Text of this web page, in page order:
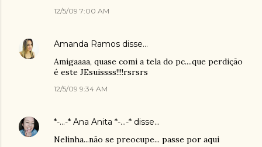
12/5/09 7:00 AM
Amanda Ramos disse…
Amigaaaa, quase comi a tela do pc....que perdição
é este JEsuissss!!!!rsrsrs
12/5/09 9:34 AM
*-...-* Ana Anita *-...-* disse…
Nelinha...não se preocupe... passe por aqui